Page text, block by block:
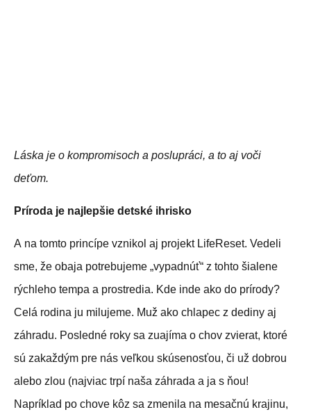
Láska je o kompromisoch a poslupráci, a to aj voči
deťom.
Príroda je najlepšie detské ihrisko
A na tomto princípe vznikol aj projekt LifeReset. Vedeli
sme, že obaja potrebujeme „vypadnúť“ z tohto šialene
rýchleho tempa a prostredia. Kde inde ako do prírody?
Celá rodina ju milujeme. Muž ako chlapec z dediny aj
záhradu. Posledné roky sa zuajíma o chov zvierat, ktoré
sú zakaždým pre nás veľkou skúsenosťou, či už dobrou
alebo zlou (najviac trpí naša záhrada a ja s ňou!
Napríklad po chove kôz sa zmenila na mesačnú krajinu,